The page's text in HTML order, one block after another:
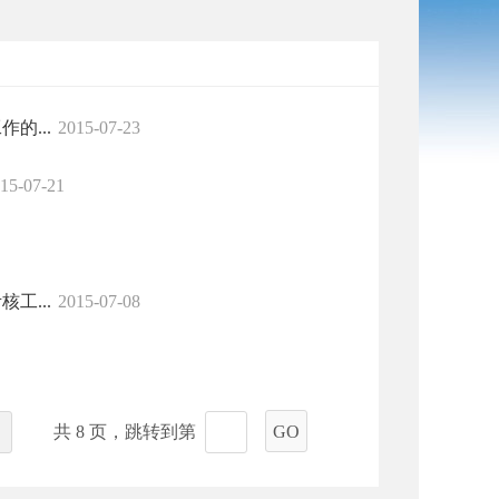
的... 2015-07-23
07-21
工... 2015-07-08
共 8 页，跳转到第 GO